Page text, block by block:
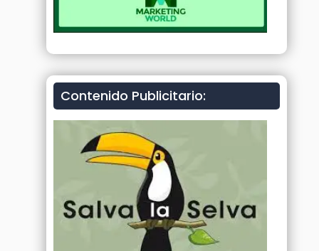
Contenido Publicitario: